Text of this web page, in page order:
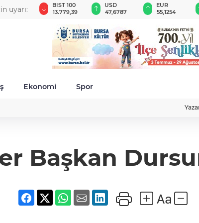
GAU/TRY
6.660,55
BIST 100
13.779,39
USD
47,6787
EUR
55,1254
Ekonomi Spor
Başkan